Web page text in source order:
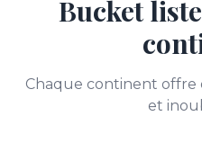
Bucket
Chaque continent offre
et